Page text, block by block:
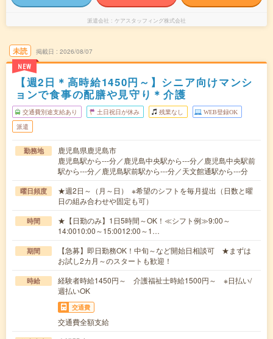
派遣会社 ケアスタッフィング株式会社
未読
NEW
掲載日 2026/08/07
【週2日＊高時給1450円～】シニア向けマンシ
ョンで食事の配膳や見守り＊介護
交通費別途支給あり 土日祝日が休み 残業なし WEB登録OK
派遣
勤務地
鹿児島県鹿児島市
鹿児島駅から---分／鹿児島中央駅から---分／鹿児島中央駅前
駅から---分／鹿児島駅前駅から---分／天文館通駅から---分
曜日頻度
★週2日～（月～日） ※希望のシフトを毎月提出（日数と曜
日の組み合わせや固定も可）
時間
★【日勤のみ】1日5時間～OK！≪シフト例≫9:00～
14:0010:00～15:0012:00～1…
期間
【急募】即日勤務OK！中旬～など開始日相談可 ★まずは
お試し2カ月～のスタートも歓迎！
時給
経験者時給1450円～ 介護福祉士時給1500円～ ※日払い/
週払いOK
交通費
交通費全額支給